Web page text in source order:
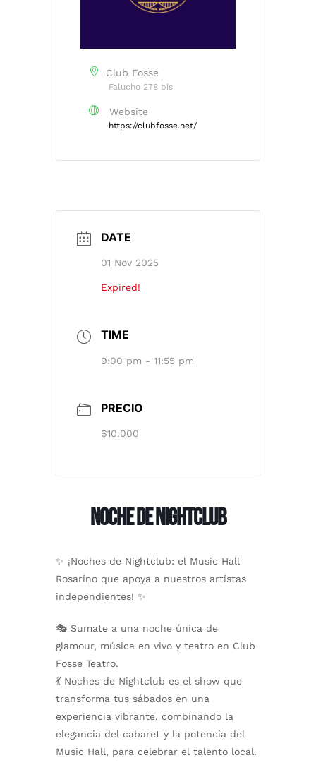
Club Fosse
Falucho 278 bis
Website
https://clubfosse.net/
DATE
01 Nov 2025
Expired!
TIME
9:00 pm - 11:55 pm
PRECIO
$10.000
NOCHE DE NIGHTCLUB
✨ ¡Noches de Nightclub: el Music Hall
Rosarino que apoya a nuestros artistas
independientes! ✨
🎭 Sumate a una noche única de
glamour, música en vivo y teatro en Club
Fosse Teatro.
💃 Noches de Nightclub es el show que
transforma tus sábados en una
experiencia vibrante, combinando la
elegancia del cabaret y la potencia del
Music Hall, para celebrar el talento local.